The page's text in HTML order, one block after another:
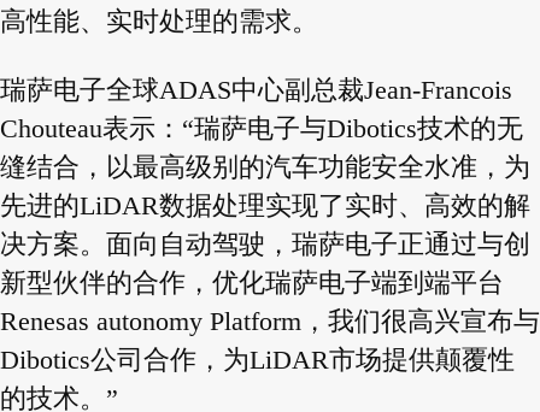
高性能、实时处理的需求。
瑞萨电子全球ADAS中心副总裁Jean-Francois
Chouteau表示：“瑞萨电子与Dibotics技术的无
缝结合，以最高级别的汽车功能安全水准，为
先进的LiDAR数据处理实现了实时、高效的解
决方案。面向自动驾驶，瑞萨电子正通过与创
新型伙伴的合作，优化瑞萨电子端到端平台
Renesas autonomy Platform，我们很高兴宣布与
Dibotics公司合作，为LiDAR市场提供颠覆性
的技术。”